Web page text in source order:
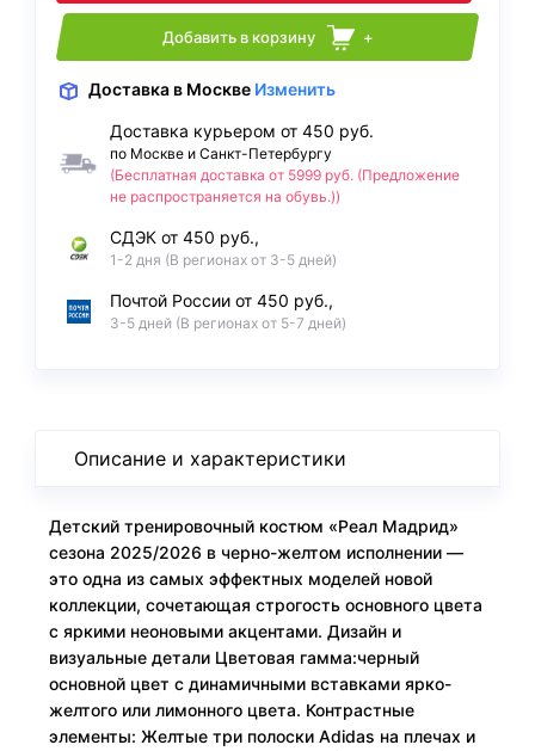
Добавить в корзину +
Доставка в Москве Изменить
Доставка курьером от 450 руб.
по Москве и Санкт-Петербургу
(Бесплатная доставка от 5999 руб. (Предложение
не распространяется на обувь.))
СДЭК от 450 руб.,
1-2 дня (В регионах от 3-5 дней)
Почтой России от 450 руб.,
3-5 дней (В регионах от 5-7 дней)
Описание и характеристики
Детский тренировочный костюм «Реал Мадрид»
сезона 2025/2026 в черно-желтом исполнении —
это одна из самых эффектных моделей новой
коллекции, сочетающая строгость основного цвета
с яркими неоновыми акцентами. Дизайн и
визуальные детали Цветовая гамма:черный
основной цвет с динамичными вставками ярко-
желтого или лимонного цвета. Контрастные
элементы: Желтые три полоски Adidas на плечах и